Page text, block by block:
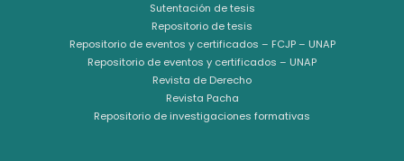
Sutentación de tesis
Repositorio de tesis
Repositorio de eventos y certificados – FCJP – UNAP
Repositorio de eventos y certificados – UNAP
Revista de Derecho
Revista Pacha
Repositorio de investigaciones formativas